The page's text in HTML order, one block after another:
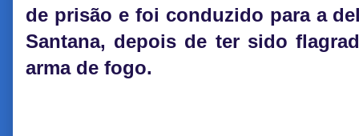
de prisão e foi conduzido para a
Santana, depois de ter sido
arma de fogo.